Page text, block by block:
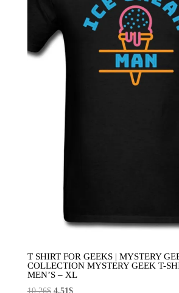
T SHIRT FOR GEEKS | MYSTERY
COLLECTION MYSTERY GEEK T-
MEN’S – XL
10,26$ El
4,51$El